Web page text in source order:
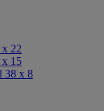
22
x 15
38 x 8